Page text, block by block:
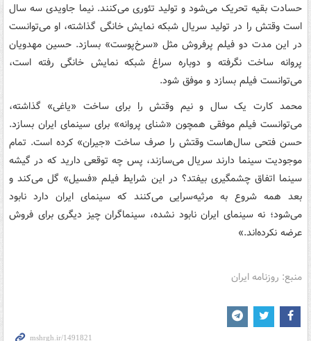
حسادت بقیه تحریک می‌شود و تولید تئوری می‌کنند. نیما جاویدی سه سال
است وقتش را در تولید سریال شبکه نمایش خانگی گذاشته، او می‌توانست
در این مدت دو فیلم پرفروش مثل «سرخ‌پوست» بسازد. حسین مهدویان
پروانه ساخت نگرفته و دوباره سراغ شبکه نمایش خانگی رفته است،
می‌توانست فیلم بسازد و موفق شود.
محمد کارت یک سال و نیم وقتش را برای ساخت «یاغی» گذاشته،
می‌توانست فیلم موفقی همچون «شنای پروانه» برای سینمای ایران بسازد.
حسن فتحی سال‌هاست وقتش را صرف ساخت «جیران» کرده است. تمام
موجودیت سینما دارند سریال می‌سازند، پس چه توقعی دارید که در گیشه
سینما اتفاق چشمگیری بیفتد؟ در این شرایط فیلم «فسیل» گل می‌کند و
بعد همه شروع به مرثیه‌سرایی می‌کنند که سینمای ایران دارد نابود
می‌شود؛ نه سینمای ایران نابود نشده، سینماگران چیز دیگری برای فروش
عرضه نکرده‌اند.»
منبع: روزنامه ایران